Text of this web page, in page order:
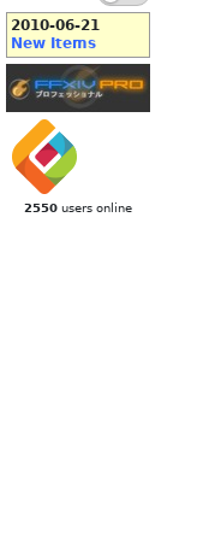
2010-06-21
New Items
2550 users online